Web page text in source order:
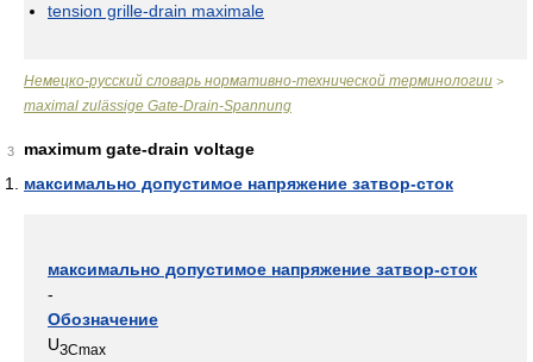
tension grille-drain maximale
Немецко-русский словарь нормативно-технической терминологии >
maximal zulässige Gate-Drain-Spannung
3
maximum gate-drain voltage
максимально допустимое напряжение затвор-сток
максимально допустимое напряжение затвор-сток
-
Обозначение
UЗСmax